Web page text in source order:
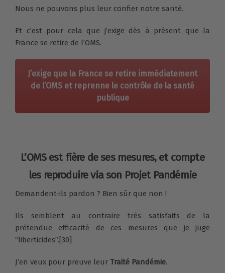
Nous ne pouvons plus leur confier notre santé.
Et c’est pour cela que j’exige dès à présent que la
France se retire de l’OMS.
J’exige que la France se retire immédiatement
de l’OMS et reprenne le contrôle de la santé
publique
L’OMS est fière de ses mesures, et compte
les reproduire via son Projet Pandémie
Demandent-ils pardon ? Bien sûr que non !
Ils semblent au contraire très satisfaits de la
prétendue efficacité de ces mesures que je juge
“liberticides”.[30]
J’en veux pour preuve leur Traité Pandémie.